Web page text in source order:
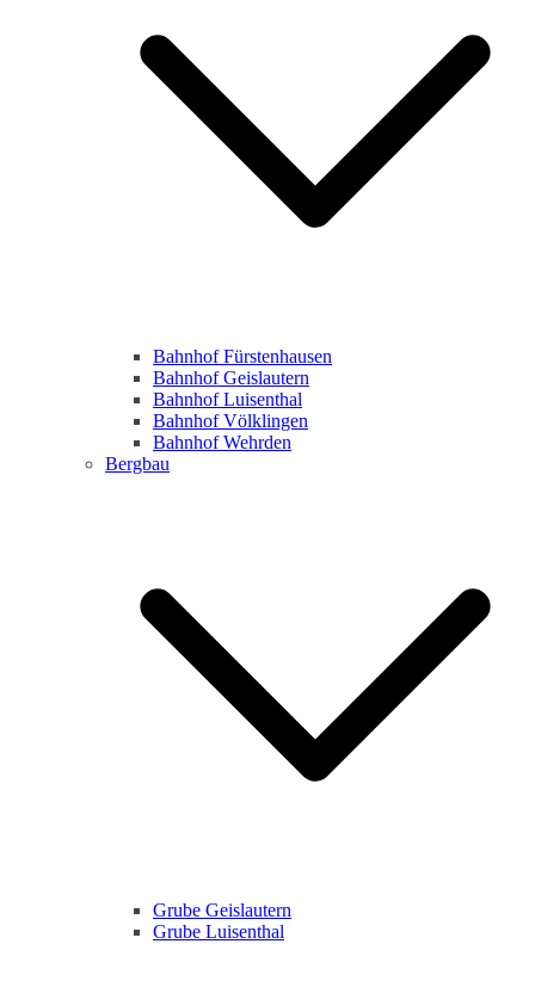
Bahnhof Fürstenhausen
Bahnhof Geislautern
Bahnhof Luisenthal
Bahnhof Völklingen
Bahnhof Wehrden
Bergbau
Grube Geislautern
Grube Luisenthal